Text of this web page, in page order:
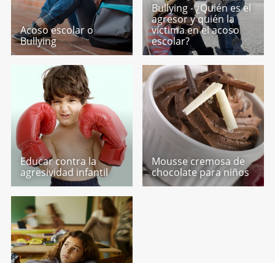
Acoso escolar o
Bullying
Bullying - ¿Quién es el
agresor y quién la
víctima en el acoso
escolar?
Educar contra la
agresividad infantil
Mousse cremosa de
chocolate para niños